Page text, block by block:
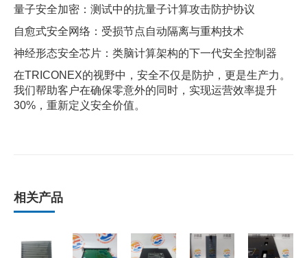
量子安全加密：测试中的抗量子计算攻击防护协议
自愈式安全网络：受损节点自动隔离与重构技术
神经形态安全芯片：类脑计算架构的下一代安全控制器
在TRICONEX的视野中，安全不仅是防护，更是生产力。
我们帮助客户在确保零意外的同时，实现运营效率提升
30%，重新定义安全价值。
相关产品